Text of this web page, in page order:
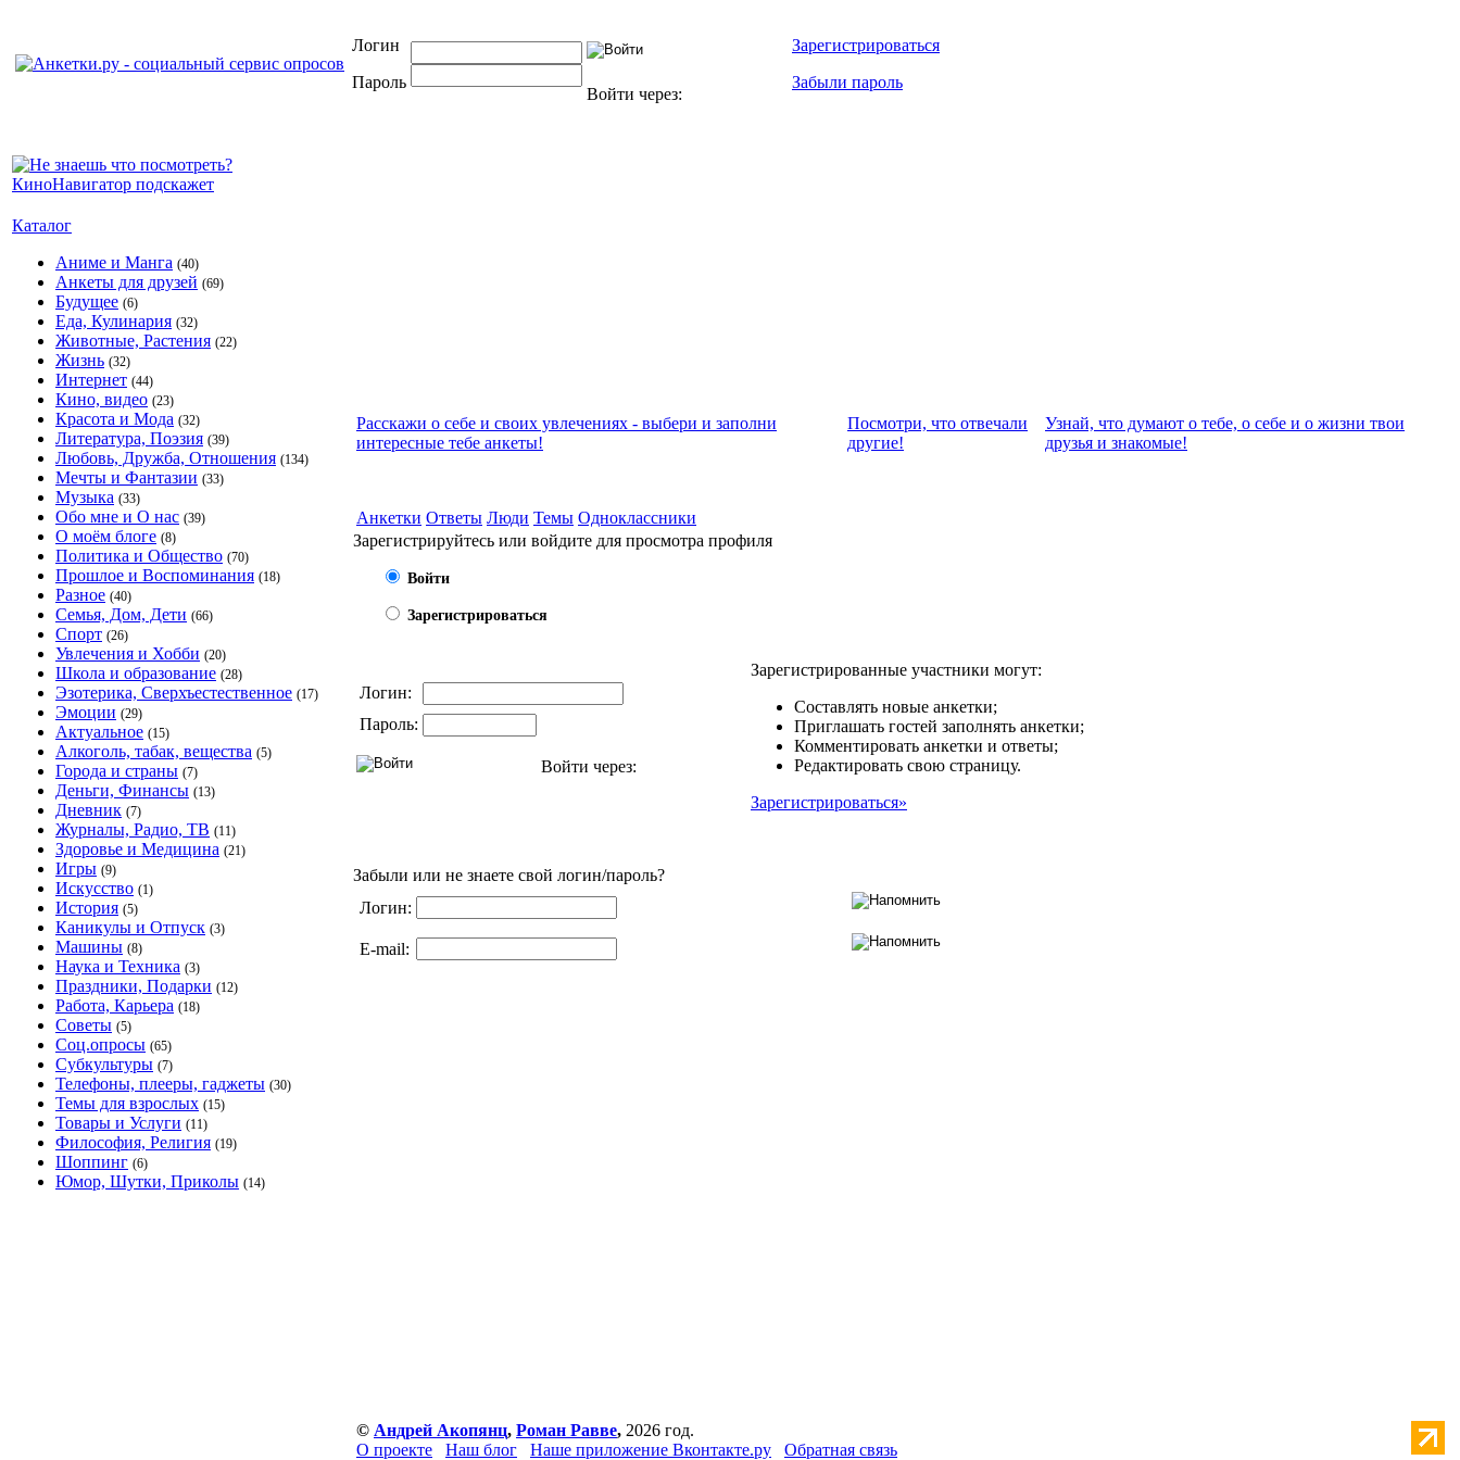
Логин
Пароль
Войти через:
Зарегистрироваться
Забыли пароль
Каталог
Аниме и Манга (40)
Анкеты для друзей (69)
Будущее (6)
Еда, Кулинария (32)
Животные, Растения (22)
Жизнь (32)
Интернет (44)
Кино, видео (23)
Красота и Мода (32)
Литература, Поэзия (39)
Любовь, Дружба, Отношения (134)
Мечты и Фантазии (33)
Музыка (33)
Обо мне и О нас (39)
О моём блоге (8)
Политика и Общество (70)
Прошлое и Воспоминания (18)
Разное (40)
Семья, Дом, Дети (66)
Спорт (26)
Увлечения и Хобби (20)
Школа и образование (28)
Эзотерика, Сверхъестественное (17)
Эмоции (29)
Актуальное (15)
Алкоголь, табак, вещества (5)
Города и страны (7)
Деньги, Финансы (13)
Дневник (7)
Журналы, Радио, ТВ (11)
Здоровье и Медицина (21)
Игры (9)
Искусство (1)
История (5)
Каникулы и Отпуск (3)
Машины (8)
Наука и Техника (3)
Праздники, Подарки (12)
Работа, Карьера (18)
Советы (5)
Соц.опросы (65)
Субкультуры (7)
Телефоны, плееры, гаджеты (30)
Темы для взрослых (15)
Товары и Услуги (11)
Философия, Религия (19)
Шоппинг (6)
Юмор, Шутки, Приколы (14)
Расскажи о себе и своих увлечениях - выбери и заполни
интересные тебе анкеты!
Посмотри, что отвeчали
другие!
Узнай, что думают о тебе, о себе и о жизни твои
друзья и знакомые!
Анкетки Ответы Люди Темы Одноклассники
Зарегистрируйтесь или войдите для просмотра профиля
Войти
Зарегистрироваться
Логин:
Пароль:
Войти через:
Зарегистрированные участники могут:
Составлять новые анкетки;
Приглашать гостей заполнять анкетки;
Комментировать анкетки и ответы;
Редактировать свою страницу.
Зарегистрироваться»
Забыли или не знаете свой логин/пароль?
Логин:
E-mail:
© Андрей Акопянц, Роман Равве, 2026 год.
О проекте
Наш блог Наше приложение Вконтакте.ру Обратная связь